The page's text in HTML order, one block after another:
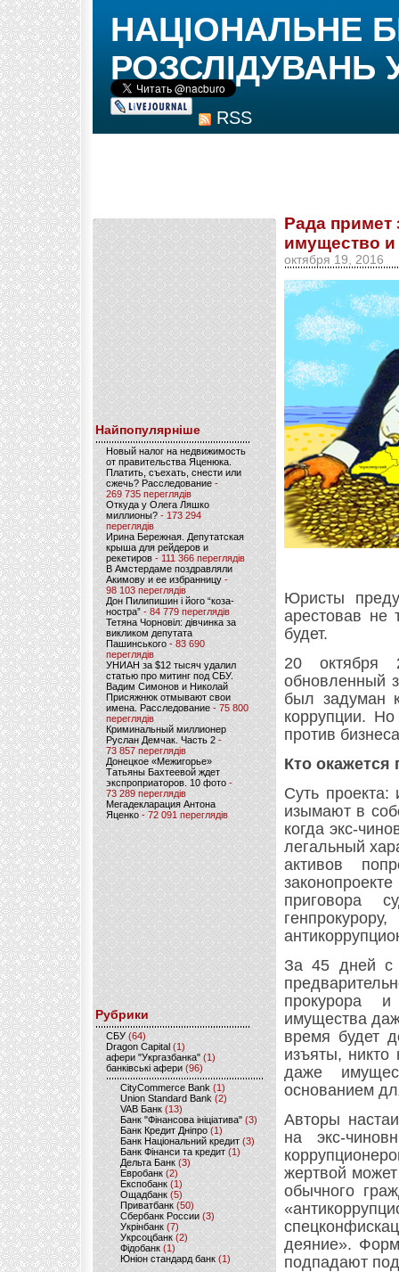
RSS
НАЦІОНАЛЬНЕ
РОЗСЛІДУВАНЬ
Найпопулярніше
Новый налог на недвижимость
от правительства Яценюка.
Платить, съехать, снести или
сжечь? Расследование-
269 735 переглядів
Откуда у Олега Ляшко
миллионы? - 173 294
переглядів
Ирина Бережная. Депутатская
крыша для рейдеров и
рекетиров - 111 366 переглядів
В Амстердаме поздравляли
Акимову и ее избранницу -
98 103 переглядів
Дон Пилипишин і його “коза-
ностра” - 84 779 переглядів
Тетяна Чорновіл: дівчинка за
викликом депутата
Пашинського- 83 690
переглядів
УНИАН за $12 тысяч удалил
статью про митинг под СБУ.
Вадим Симонов и Николай
Присяжнюк отмывают свои
имена. Расследование - 75 800
переглядів
Криминальный миллионер
Руслан Демчак. Часть 2-
73 857 переглядів
Донецкое «Межигорье»
Татьяны Бахтеевой ждет
экспроприаторов. 10 фото -
73 289 переглядів
Мегадекларация Антона
Яценко - 72 091 переглядів
Рубрики
CБУ (64)
Dragon Capital (1)
афери "Укргазбанка" (1)
банківські афери (96)
CityCommerce Bank (1)
Union Standard Bank (2)
VAB Банк (13)
Банк "Фінансова ініціатива" (3)
Банк Кредит Дніпро (1)
Банк Національний кредит (3)
Банк Фінанси та кредит (1)
Дельта Банк (3)
Евробанк(2)
Експобанк (1)
Ощадбанк(5)
Приватбанк (50)
Сбербанк России (3)
Укрінбанк(7)
Укрсоцбанк (2)
Фідобанк (1)
Юніон стандард банк(1)
Рада примет
имущество и
октября 19, 2016
Юристы
арестовав не
будет.
20 октября
обновленный
был задуман
коррупции.
против
Кто окажется
Суть
изымают в
когда экс-
легальный
активов
приговора
За 45 дней с
прокурора
имущества
время будет
изъяты,
даже
основанием
Авторы
на экс-
жертвой
обычного
деяние».
подпадают